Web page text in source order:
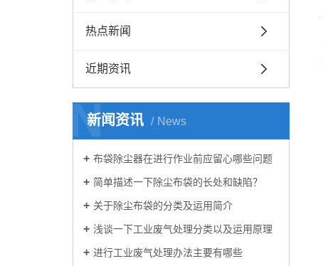
热点新闻
近期资讯
新闻资讯 News
N
布袋除尘器在进行作业前应留心哪些问题
简单描述一下除尘布袋的长处和缺陷？
关于除尘布袋的分类及运用简介
浅谈一下工业废气处理分类以及运用原理
进行工业废气处理办法主要有哪些